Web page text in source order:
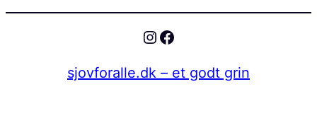
Instagram
Facebook
sjovforalle.dk – et godt grin